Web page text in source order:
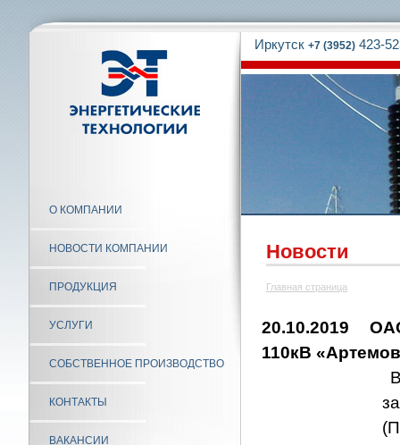
О КОМПАНИИ
НОВОСТИ КОМПАНИИ
ПРОДУКЦИЯ
УСЛУГИ
СОБСТВЕННОЕ ПРОИЗВОДСТВО
КОНТАКТЫ
ВАКАНСИИ
Иркутск +7 (3952) 423-
Новости
Главная страница
20.10.2019
110кВ